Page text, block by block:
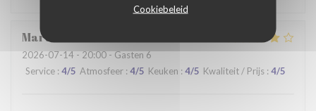
Cookiebeleid
Martine
2026-07-14- 20:00 - Gasten 6
Service : 4/5 Atmosfeer : 4/5 Keuken : 4/5 Kwaliteit / Prijs : 4/5